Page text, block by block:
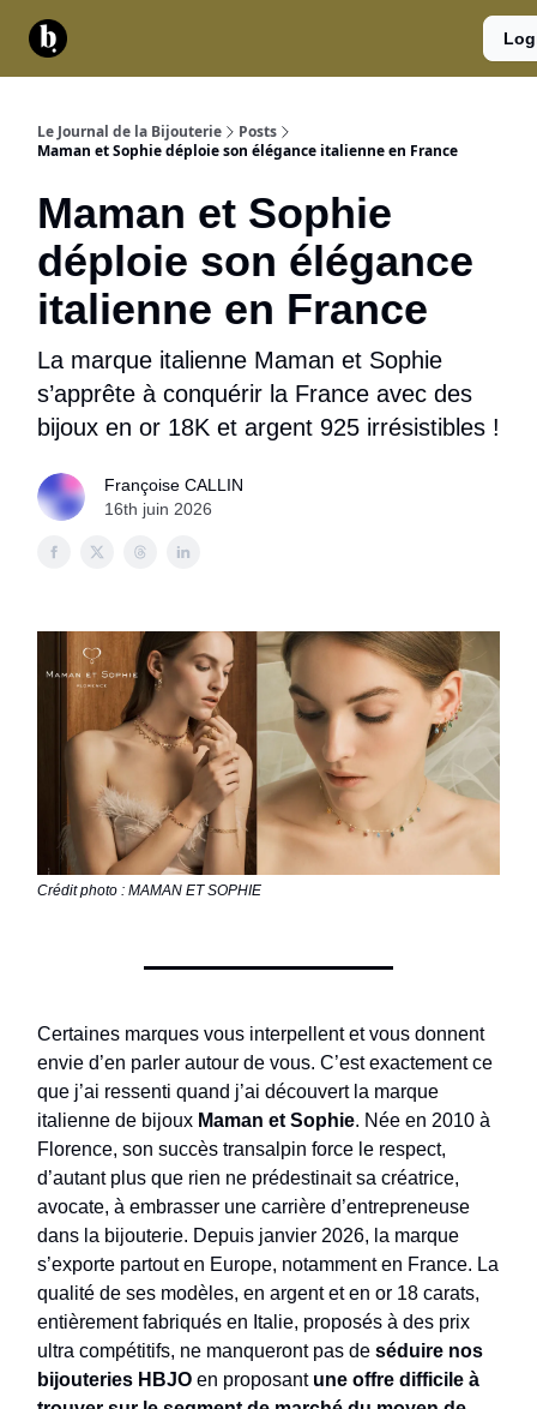
Le Journal de la Bijouterie
Posts
Maman et Sophie déploie son élégance italienne en France
Maman et Sophie
déploie son élégance
italienne en France
La marque italienne Maman et Sophie
s’apprête à conquérir la France avec des
bijoux en or 18K et argent 925 irrésistibles !
Françoise CALLIN
16th juin 2026
Crédit photo : MAMAN ET SOPHIE
Certaines marques vous interpellent et vous donnent
envie d’en parler autour de vous. C’est exactement ce
que j’ai ressenti quand j’ai découvert la marque
italienne de bijoux Maman et Sophie. Née en 2010 à
Florence, son succès transalpin force le respect,
d’autant plus que rien ne prédestinait sa créatrice,
avocate, à embrasser une carrière d’entrepreneuse
dans la bijouterie. Depuis janvier 2026, la marque
s’exporte partout en Europe, notamment en France. La
qualité de ses modèles, en argent et en or 18 carats,
entièrement fabriqués en Italie, proposés à des prix
ultra compétitifs, ne manqueront pas de séduire nos
bijouteries HBJO en proposant une offre difficile à